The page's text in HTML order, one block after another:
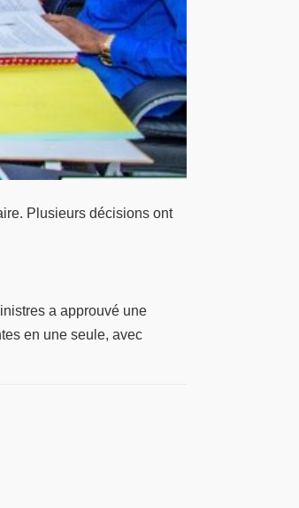
Plusieurs décisions ont
a approuvé une
en une seule, avec